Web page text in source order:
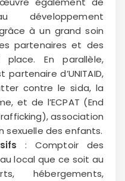
développement
à un grand soin
partenaires et des
En parallèle,
d’UNITAID,
contre le sida, la
et de l’ECPAT (End
association
sexuelle des enfants.
: Comptoir des
local que ce soit au
hébergements,